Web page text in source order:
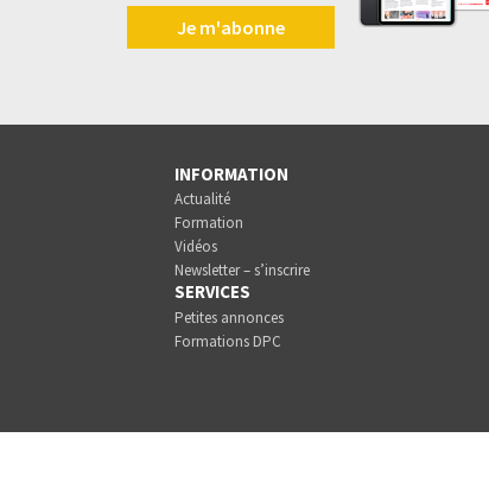
Je m'abonne
INFORMATION
Actualité
Formation
Vidéos
Newsletter – s’inscrire
SERVICES
Petites annonces
Formations DPC